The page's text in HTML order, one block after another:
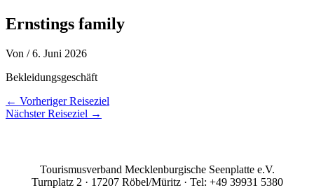
Ernstings family
Von /6. Juni 2026
Bekleidungsgeschäft
← Vorheriger Reiseziel
Nächster Reiseziel →
Tourismusverband Mecklenburgische Seenplatte e.V.
Turnplatz 2 · 17207 Röbel/Müritz · Tel: +49 39931 5380